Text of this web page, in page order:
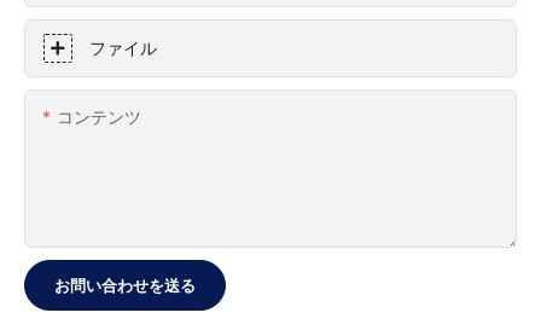
ファイル
コンテンツ
お問い合わせを送る